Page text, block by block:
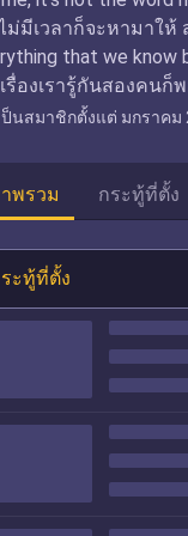
ม่มีเวลาก็จะหามาให้
that we know
รื่องเรารู้กันสองคนก็
ป็นสมาชิกตั้งแต่ มกราคม
พรวม กระทู้ที่ตั้ง
ะทู้ที่ตั้ง